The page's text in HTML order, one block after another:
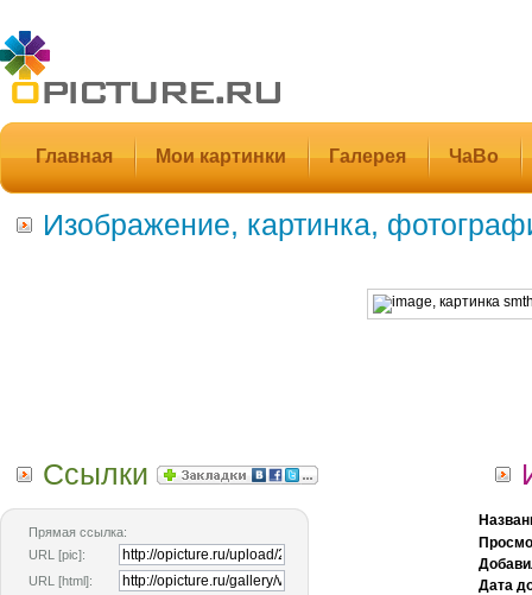
Главная Мои картинки Галерея ЧаВо
Изображение, картинка,
Ссылки
Прямая ссылка:
URL [pic]:
URL [html]:
Дата